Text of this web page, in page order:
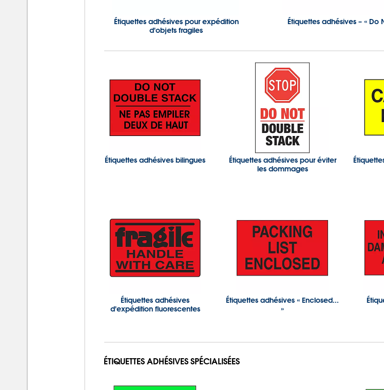
Étiquettes adhésives pour expédition
d'objets fragiles
Étiquettes adhésives – « Do
Étiquettes adhésives bilingues
Étiquettes adhésives pour éviter
les dommages
Étiquettes adhésives
d'expédition fluorescentes
Étiquettes adhésives « Enclosed...
»
ÉTIQUETTES ADHÉSIVES SPÉCIALISÉES